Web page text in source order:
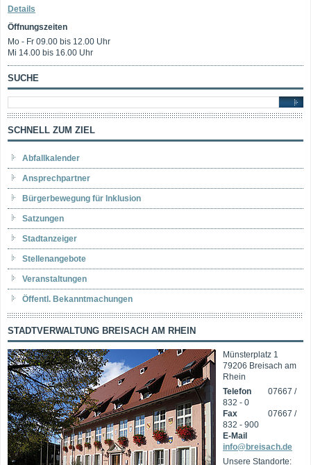
Details
Öffnungszeiten
Mo - Fr 09.00 bis 12.00 Uhr
Mi 14.00 bis 16.00 Uhr
SUCHE
SCHNELL ZUM ZIEL
Abfallkalender
Ansprechpartner
Bürgerbewegung für Inklusion
Satzungen
Stadtanzeiger
Stellenangebote
Veranstaltungen
Öffentl. Bekanntmachungen
STADTVERWALTUNG BREISACH AM RHEIN
Münsterplatz 1
79206 Breisach am
Rhein
Telefon
07667 /
832 - 0
Fax
07667 /
832 - 900
E-Mail
info@breisach.de
Unsere Standorte: